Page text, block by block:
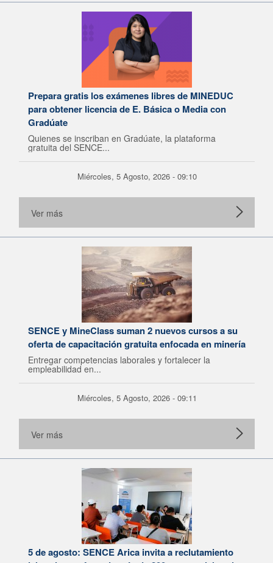
Prepara gratis los exámenes libres de MINEDUC
para obtener licencia de E. Básica o Media con
Gradúate
Quienes se inscriban en Gradúate, la plataforma
gratuita del SENCE...
Miércoles, 5 Agosto, 2026 - 09:10
Ver más
SENCE y MineClass suman 2 nuevos cursos a su
oferta de capacitación gratuita enfocada en minería
Entregar competencias laborales y fortalecer la
empleabilidad en...
Miércoles, 5 Agosto, 2026 - 09:11
Ver más
5 de agosto: SENCE Arica invita a reclutamiento